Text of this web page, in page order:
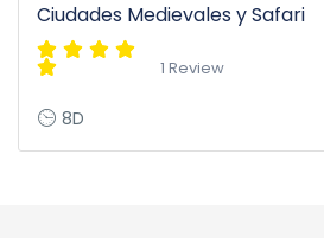
Ciudades Medievales y Safari
1 Review
8D